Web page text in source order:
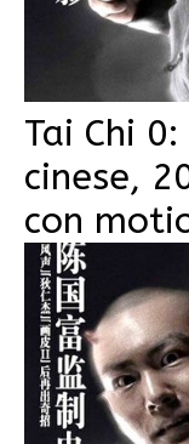
Tai Chi
cinese,
con